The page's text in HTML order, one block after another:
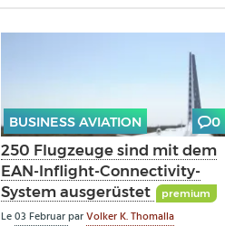
BUSINESS AVIATION 0
250 Flugzeuge sind mit dem
EAN-Inflight-Connectivity-
System ausgerüstet
premium
Le03 FebruarparVolker K. Thomalla